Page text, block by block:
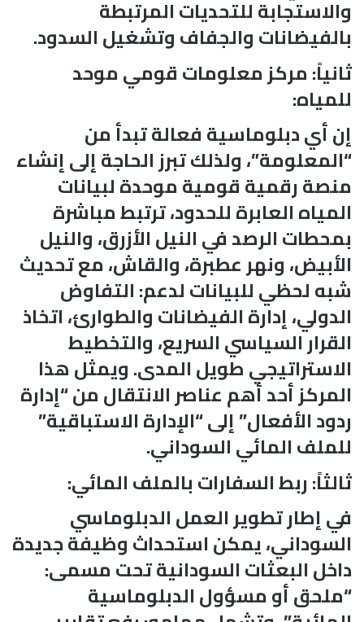
والاستجابة للتحديات المرتبطة
بالفيضانات والجفاف وتشغيل السدود.
ثانياً: مركز معلومات قومي موحد
للمياه:
إن أي دبلوماسية فعالة تبدأ من
“المعلومة”، ولذلك تبرز الحاجة إلى إنشاء
منصة رقمية قومية موحدة لبيانات
المياه العابرة للحدود، ترتبط مباشرة
بمحطات الرصد في النيل الأزرق، والنيل
الأبيض، ونهر عطبرة، والقاش، مع تحديث
شبه لحظي للبيانات لدعم: التفاوض
الدولي، إدارة الفيضانات والطوارئ، اتخاذ
القرار السياسي السريع، والتخطيط
الاستراتيجي طويل المدى. ويمثل هذا
المركز أحد أهم عناصر الانتقال من “إدارة
ردود الأفعال” إلى “الإدارة الاستباقية”
للملف المائي السوداني.
ثالثاً: ربط السفارات بالملف المائي:
في إطار تطوير العمل الدبلوماسي
السوداني، يمكن استحداث وظيفة جديدة
داخل البعثات السودانية تحت مسمى:
“ملحق أو مسؤول الدبلوماسية